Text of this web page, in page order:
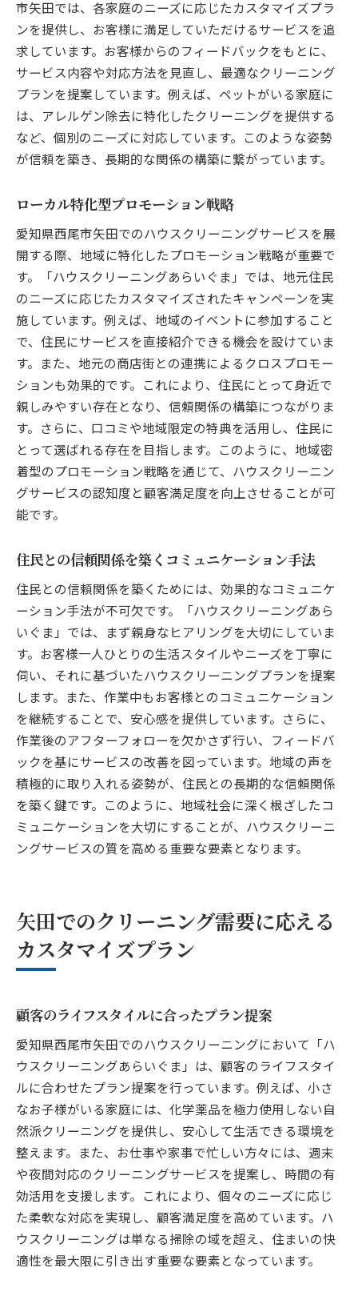
市矢田では、各家庭のニーズに応じたカスタマイズプラ
ンを提供し、お客様に満足していただけるサービスを追
求しています。お客様からのフィードバックをもとに、
サービス内容や対応方法を見直し、最適なクリーニング
プランを提案しています。例えば、ペットがいる家庭に
は、アレルゲン除去に特化したクリーニングを提供する
など、個別のニーズに対応しています。このような姿勢
が信頼を築き、長期的な関係の構築に繋がっています。
ローカル特化型プロモーション戦略
愛知県西尾市矢田でのハウスクリーニングサービスを展
開する際、地域に特化したプロモーション戦略が重要で
す。「ハウスクリーニングあらいぐま」では、地元住民
のニーズに応じたカスタマイズされたキャンペーンを実
施しています。例えば、地域のイベントに参加すること
で、住民にサービスを直接紹介できる機会を設けていま
す。また、地元の商店街との連携によるクロスプロモー
ションも効果的です。これにより、住民にとって身近で
親しみやすい存在となり、信頼関係の構築につながりま
す。さらに、口コミや地域限定の特典を活用し、住民に
とって選ばれる存在を目指します。このように、地域密
着型のプロモーション戦略を通じて、ハウスクリーニン
グサービスの認知度と顧客満足度を向上させることが可
能です。
住民との信頼関係を築くコミュニケーション手法
住民との信頼関係を築くためには、効果的なコミュニケ
ーション手法が不可欠です。「ハウスクリーニングあら
いぐま」では、まず親身なヒアリングを大切にしていま
す。お客様一人ひとりの生活スタイルやニーズを丁寧に
伺い、それに基づいたハウスクリーニングプランを提案
します。また、作業中もお客様とのコミュニケーション
を継続することで、安心感を提供しています。さらに、
作業後のアフターフォローを欠かさず行い、フィードバ
ックを基にサービスの改善を図っています。地域の声を
積極的に取り入れる姿勢が、住民との長期的な信頼関係
を築く鍵です。このように、地域社会に深く根ざしたコ
ミュニケーションを大切にすることが、ハウスクリーニ
ングサービスの質を高める重要な要素となります。
矢田でのクリーニング需要に応える
カスタマイズプラン
顧客のライフスタイルに合ったプラン提案
愛知県西尾市矢田でのハウスクリーニングにおいて「ハ
ウスクリーニングあらいぐま」は、顧客のライフスタイ
ルに合わせたプラン提案を行っています。例えば、小さ
なお子様がいる家庭には、化学薬品を極力使用しない自
然派クリーニングを提供し、安心して生活できる環境を
整えます。また、お仕事や家事で忙しい方々には、週末
や夜間対応のクリーニングサービスを提案し、時間の有
効活用を支援します。これにより、個々のニーズに応じ
た柔軟な対応を実現し、顧客満足度を高めています。ハ
ウスクリーニングは単なる掃除の域を超え、住まいの快
適性を最大限に引き出す重要な要素となっています。